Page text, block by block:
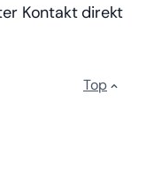
Kontakt direkt
Top